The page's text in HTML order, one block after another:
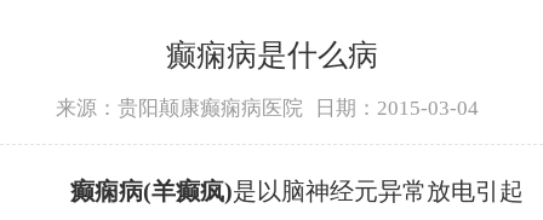
癫痫病是什么病
来源：贵阳颠康癫痫病医院 日期：2015-03-04
癫痫病(羊癫疯)是以脑神经元异常放电引起